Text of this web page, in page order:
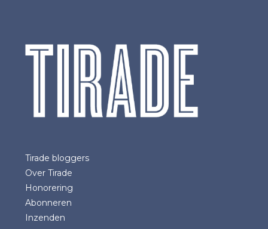
Tirade bloggers
Over Tirade
Honorering
Abonneren
Inzenden